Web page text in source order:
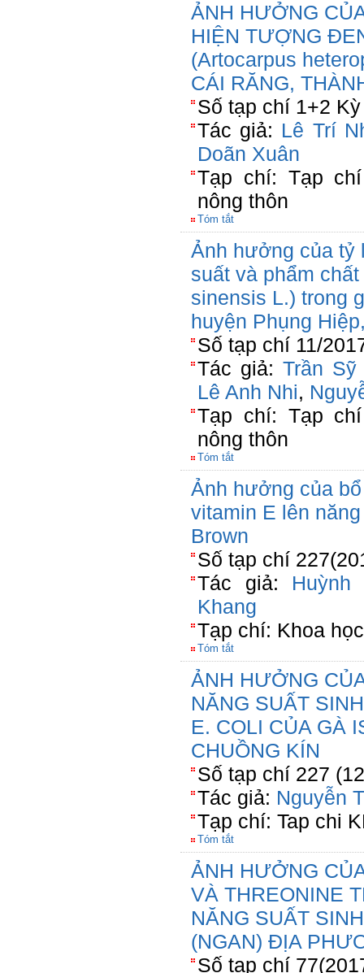
ẢNH HƯỞNG
HIỆN TƯỢNG
(Artocarpus
CÁI RĂNG,
Số tạp chí 1+2
Tác giả: Lê Trí
Doãn Xuân
Tạp chí: Tạp
nông thôn
Tóm tắt
Ảnh hưởng của tỷ
suất và phẩm
sinensis L.) trong
huyện Phụng
Số tạp chí 11/
Tác giả:Trần Sỹ
Lê Anh Nhi,
Tạp chí: Tạp
nông thôn
Tóm tắt
Ảnh hưởng của
vitamin E lên
Brown
Số tạp chí
Tác giả: Huỳnh
Khang
Tạp chí: Khoa
Tóm tắt
ẢNH HƯỞNG
NĂNG SUẤT
E. COLI CỦA GÀ
CHUỒNG KÍN
Số tạp chí 227
Tác giả: Nguyễn
Tạp chí: Tap chi
Tóm tắt
ẢNH HƯỞNG
VÀ THREONINE
NĂNG SUẤT
(NGAN) ĐỊA
Số tạp chí